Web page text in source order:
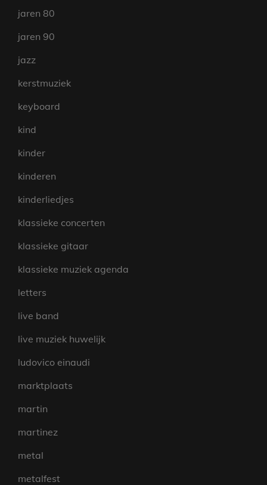
jaren 80
jaren 90
jazz
kerstmuziek
keyboard
kind
kinder
kinderen
kinderliedjes
klassieke concerten
klassieke gitaar
klassieke muziek agenda
letters
live band
live muziek huwelijk
ludovico einaudi
marktplaats
martin
martinez
metal
metalfest